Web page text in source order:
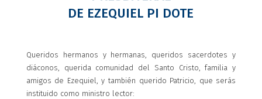
DE EZEQUIEL PI DOTE
Queridos hermanos y hermanas, queridos sacerdotes y
diáconos, querida comunidad del Santo Cristo, familia y
amigos de Ezequiel, y también querido Patricio, que serás
instituido como ministro lector: